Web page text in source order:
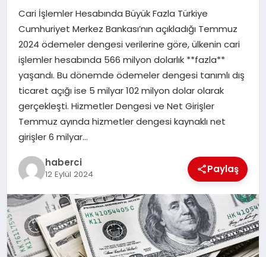
SAĞLIK
SPOR
TEKNOLOJI
YAŞAM
Cari İşlemler Hesabında Büyük Fazla Türkiye
Cumhuriyet Merkez Bankası’nın açıkladığı Temmuz
2024 ödemeler dengesi verilerine göre, ülkenin cari
işlemler hesabında 566 milyon dolarlık **fazla**
yaşandı. Bu dönemde ödemeler dengesi tanımlı dış
ticaret açığı ise 5 milyar 102 milyon dolar olarak
gerçekleşti. Hizmetler Dengesi ve Net Girişler
Temmuz ayında hizmetler dengesi kaynaklı net
girişler 6 milyar…
haberci
12 Eylül 2024 Paylaş